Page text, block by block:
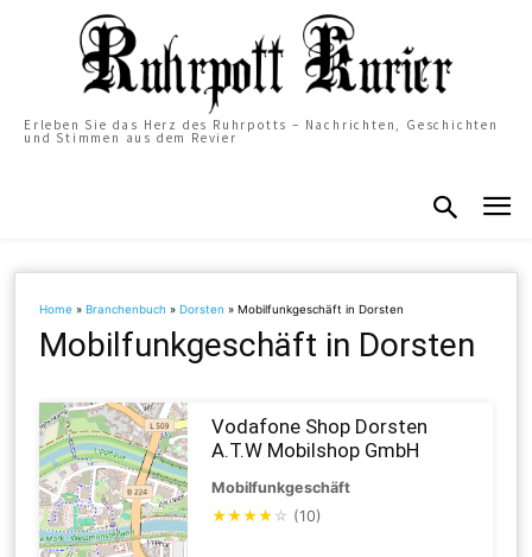
Erleben Sie das Herz des Ruhrpotts – Nachrichten, Geschichten
und Stimmen aus dem Revier
Home »Branchenbuch »Dorsten »Mobilfunkgeschäft in Dorsten
Mobilfunkgeschäft in Dorsten
Vodafone Shop Dorsten
A.T.W Mobilshop GmbH
Mobilfunkgeschäft
★★★★ ☆ (10)